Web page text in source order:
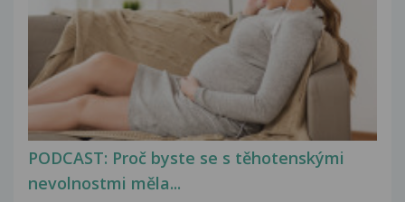
PODCAST: Proč byste se s těhotenskými
nevolnostmi měla...